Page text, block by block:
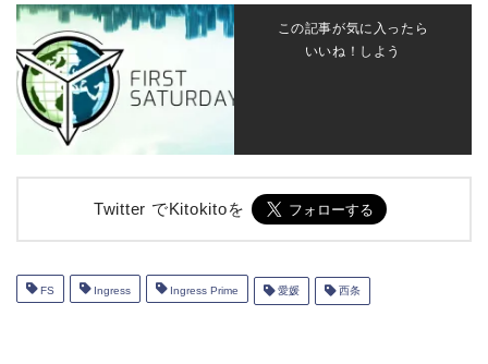
この記事が気に入ったら
いいね！しよう
Twitter でKitokitoを
FS Ingress Ingress Prime 愛媛 西条